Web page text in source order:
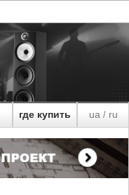
где купить ua/ ru